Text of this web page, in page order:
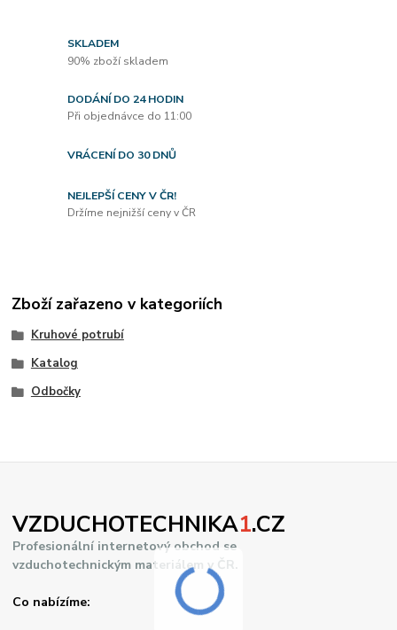
SKLADEM
90% zboží skladem
DODÁNÍ DO 24 HODIN
Při objednávce do 11:00
VRÁCENÍ DO 30 DNŮ
NEJLEPŠÍ CENY V ČR!
Držíme nejnižší ceny v ČR
Zboží zařazeno v kategoriích
Kruhové potrubí
Katalog
Odbočky
VZDUCHOTECHNIKA1.CZ
Profesionální internetový obchod se
vzduchotechnickým materiálem v ČR.
Co nabízíme: